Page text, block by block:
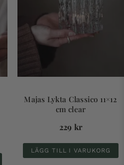
Majas Lykta Classico 11×12
cm clear
229 kr
LÄGG TILL I VARUKORG